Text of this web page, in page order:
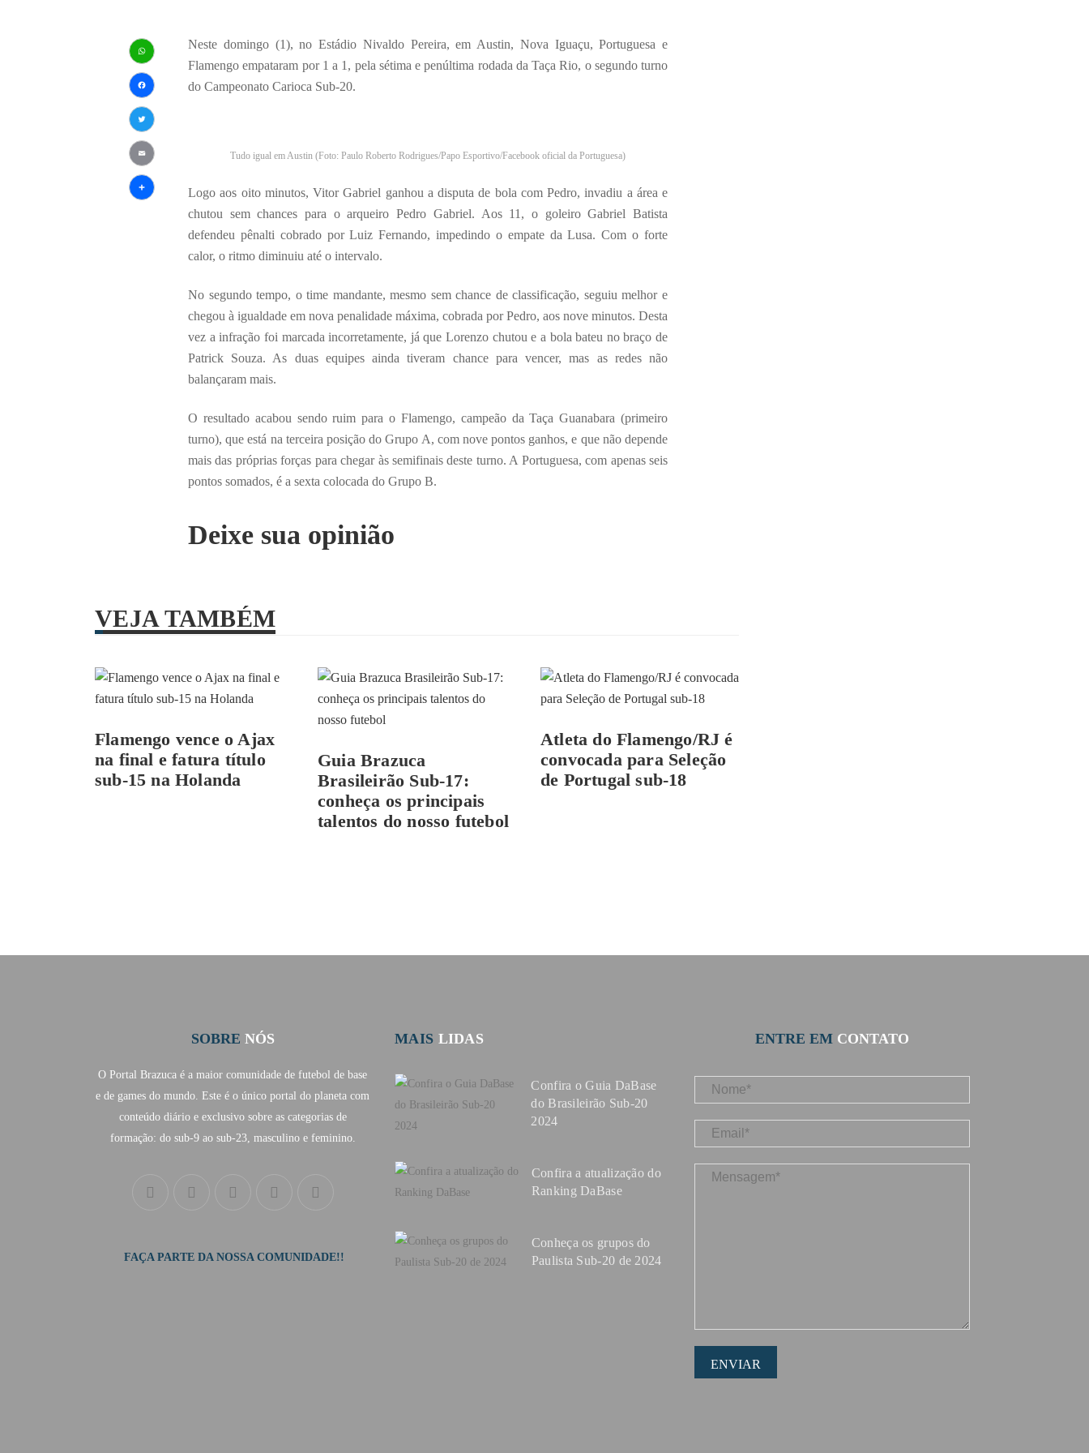
WhatsApp
Facebook
Twitter
Email
Neste domingo (1), no Estádio Nivaldo Pereira, em Austin, Nova Iguaçu, Portuguesa e
Flamengo empataram por 1 a 1, pela sétima e penúltima rodada da Taça Rio, o segundo turno
do Campeonato Carioca Sub-20.
Tudo igual em Austin (Foto: Paulo Roberto Rodrigues/Papo Esportivo/Facebook oficial da Portuguesa)
Logo aos oito minutos, Vitor Gabriel ganhou a disputa de bola com Pedro, invadiu a área e
chutou sem chances para o arqueiro Pedro Gabriel. Aos 11, o goleiro Gabriel Batista
defendeu pênalti cobrado por Luiz Fernando, impedindo o empate da Lusa. Com o forte
calor, o ritmo diminuiu até o intervalo.
No segundo tempo, o time mandante, mesmo sem chance de classificação, seguiu melhor e
chegou à igualdade em nova penalidade máxima, cobrada por Pedro, aos nove minutos. Desta
vez a infração foi marcada incorretamente, já que Lorenzo chutou e a bola bateu no braço de
Patrick Souza. As duas equipes ainda tiveram chance para vencer, mas as redes não
balançaram mais.
O resultado acabou sendo ruim para o Flamengo, campeão da Taça Guanabara (primeiro
turno), que está na terceira posição do Grupo A, com nove pontos ganhos, e que não depende
mais das próprias forças para chegar às semifinais deste turno. A Portuguesa, com apenas seis
pontos somados, é a sexta colocada do Grupo B.
Deixe sua opinião
VEJA TAMBÉM
Flamengo vence o Ajax
na final e fatura título
sub-15 na Holanda
Guia Brazuca
Brasileirão Sub-17:
conheça os principais
talentos do nosso futebol
Atleta do Flamengo/RJ é
convocada para Seleção
de Portugal sub-18
SOBRE NÓS
O Portal Brazuca é a maior comunidade de futebol de base
e de games do mundo. Este é o único portal do planeta com
conteúdo diário e exclusivo sobre as categorias de
formação: do sub-9 ao sub-23, masculino e feminino.
FAÇA PARTE DA NOSSA COMUNIDADE!!
MAIS LIDAS
Confira o Guia DaBase
do Brasileirão Sub-20
2024
Confira a atualização do
Ranking DaBase
Conheça os grupos do
Paulista Sub-20 de 2024
ENTRE EM CONTATO
ENVIAR